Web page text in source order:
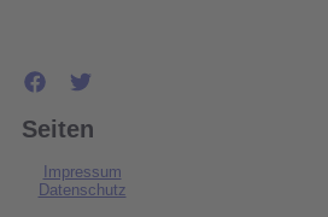
Seiten
Impressum
Datenschutz